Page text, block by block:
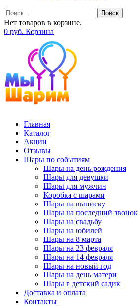
Поиск
Нет товаров в корзине.
0 руб. Корзина
Главная
Каталог
Акции
Отзывы
Шары по событиям
Шары на день рождения
Шары для девушки
Шары для мужчин
Коробка с шарами
Шары на выписку
Шары на последний звонок
Шары на свадьбу
Шары на юбилей
Шары на 8 марта
Шары на 23 февраля
Шары на 14 февраля
Шары на новый год
Шары на день матери
Шары в детский садик
Доставка и оплата
Контакты